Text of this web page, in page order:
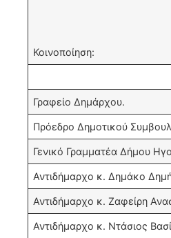
Κοινοποίηση:
Γραφείο Δημάρχου.
Πρόεδρο Δημοτικού
Γενικό Γραμματέα Δήμου
Αντιδήμαρχο κ. Δημάκο
Αντιδήμαρχο κ. Ζαφείρη
Αντιδήμαρχο κ. Ντάσιος